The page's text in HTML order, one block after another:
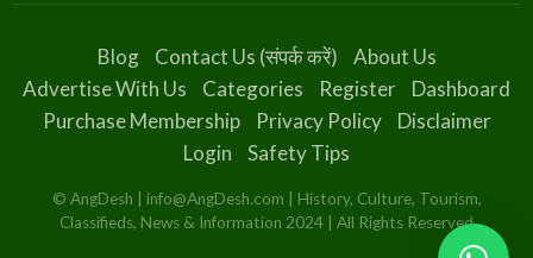
Blog Contact Us (संपर्क करें)
About Us
Advertise With Us
Categories Register
Dashboard
Purchase Membership
Privacy Policy
Disclaimer
Login
Safety Tips
© AngDesh | info@AngDesh.com | History, Culture, Tourism,
Classifieds, News & Information 2024 | All Rights Reserved